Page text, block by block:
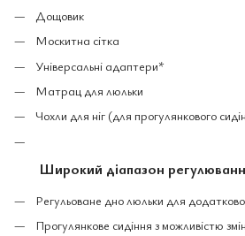
Дощовик
Москитна сітка
Універсальні адаптери*
Матрац для люльки
Чохли для ніг (для прогулянкового
Широкий діапазон
Регульоване дно люльки для
Прогулянкове сидіння з можливістю